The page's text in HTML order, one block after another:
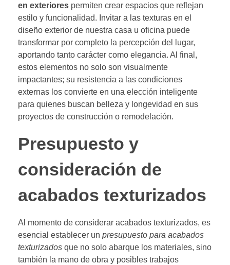
en exteriores permiten crear espacios que reflejan
estilo y funcionalidad. Invitar a las texturas en el
diseño exterior de nuestra casa u oficina puede
transformar por completo la percepción del lugar,
aportando tanto carácter como elegancia. Al final,
estos elementos no solo son visualmente
impactantes; su resistencia a las condiciones
externas los convierte en una elección inteligente
para quienes buscan belleza y longevidad en sus
proyectos de construcción o remodelación.
Presupuesto y
consideración de
acabados texturizados
Al momento de considerar acabados texturizados, es
esencial establecer un presupuesto para acabados
texturizados que no solo abarque los materiales, sino
también la mano de obra y posibles trabajos